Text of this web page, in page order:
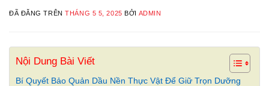
ĐÃ ĐĂNG TRÊNTHÁNG 5 5, 2025 BỞI ADMIN
Nội Dung Bài Viết
Bí Quyết Bảo Quản Dầu Nền Thực Vật Để Giữ Trọn Dưỡng